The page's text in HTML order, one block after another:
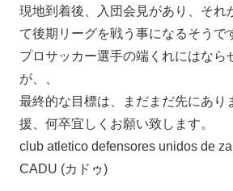
現地到着後、入団会見があり、それ
て後期リーグを戦う事になるそうで
プロサッカー選手の端くれにはなら
が、、
最終的な目標は、まだまだ先にあり
援、何卒宜しくお願い致します。
club atletico defensores unidos de
CADU (カドゥ)